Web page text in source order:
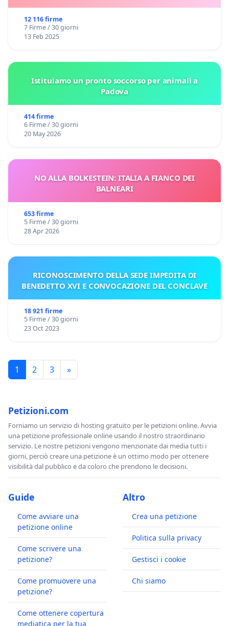
12 116 firme
7 Firme / 30 giorni
13 Feb 2025
Istituiamo un pronto soccorso per animali a
Padova
414 firme
6 Firme / 30 giorni
20 May 2026
NO ALLA BOLKESTEIN: ITALIA A FIANCO DEI
BALNEARI
653 firme
5 Firme / 30 giorni
28 Apr 2026
RICONOSCIMENTO DELLA SEDE IMPEDITA DI
BENEDETTO XVI E CONVOCAZIONE DEL CONCLAVE
18 921 firme
5 Firme / 30 giorni
23 Oct 2023
1 2 3 »
Petizioni.com
Forniamo un servizio di hosting gratuito per le petizioni online. Avvia
una petizione professionale online usando il nostro straordinario
servizio. Le nostre petizioni vengono menzionate dai media tutti i
giorni, perciò creare una petizione è un ottimo modo per ottenere
visibilità dal pubblico e da coloro che prendono le decisioni.
Guide
Come avviare una
petizione online
Come scrivere una
petizione?
Come promuovere una
petizione?
Come ottenere copertura
mediatica per la tua
Altro
Crea una petizione
Politica sulla privacy
Gestisci i cookie
Chi siamo